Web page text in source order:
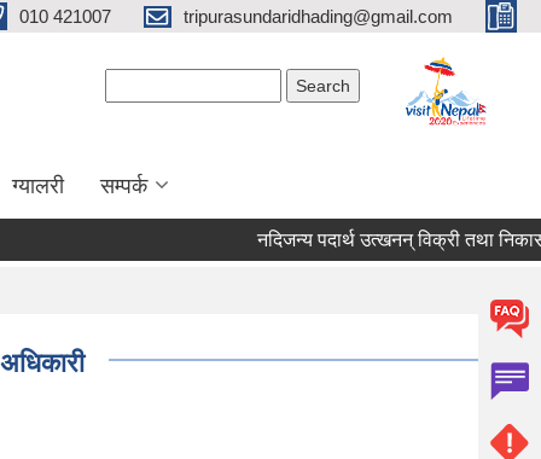
010 421007 tripurasundaridhading@gmail.com
ग्यालरी सम्पर्क
नदिजन्य पदार्थ उत्खनन् विक्री तथा